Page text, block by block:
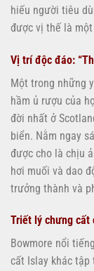
hiếu người tiêu
được vị thế là
Vị trí độc đáo:
Một trong những
hầm ủ rượu của
đời nhất ở
biển. Nằm ngay
được cho là chịu
hơi muối và dao
trưởng thành và
Triết lý chưng cất
Bowmore nổi
cất Islay khác tập